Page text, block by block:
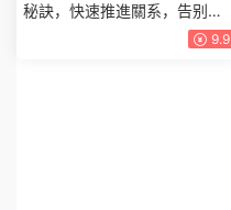
秘訣，快速推進關系，告别友
9.9